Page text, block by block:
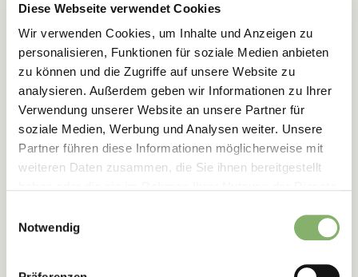
Diese Webseite verwendet Cookies
Wir verwenden Cookies, um Inhalte und Anzeigen zu
personalisieren, Funktionen für soziale Medien anbieten
zu können und die Zugriffe auf unsere Website zu
analysieren. Außerdem geben wir Informationen zu Ihrer
Verwendung unserer Website an unsere Partner für
soziale Medien, Werbung und Analysen weiter. Unsere
Partner führen diese Informationen möglicherweise mit
weiteren Daten zusammen, die Sie ihnen bereitgestellt
Notwendig
Mehr über Qualitätskriterien erfahren Sie in unserem
Guide.
JETZT HERUNTERLADEN